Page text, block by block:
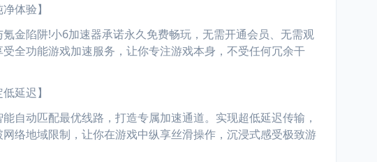
体验】
陷阱!小6加速器承诺永久免费畅玩，无需开通会员、无需观
全功能游戏加速服务，让你专注游戏本身，不受任何冗余干
延迟】
动匹配最优线路，打造专属加速通道。实现超低延迟传输，
络地域限制，让你在游戏中纵享丝滑操作，沉浸式感受极致游